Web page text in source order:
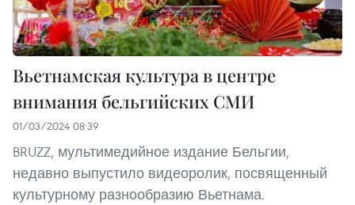
Вьетнамская культура в центре
внимания бельгийских СМИ
01/03/2024 08:39
BRUZZ, мультимедийное издание Бельгии,
недавно выпустило видеоролик, посвященный
культурному разнообразию Вьетнама.